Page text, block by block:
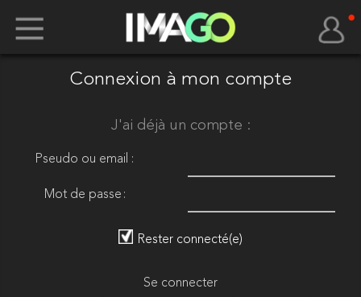
Connexion à mon compte
J'ai déjà un compte :
Pseudo ou email :
Mot de passe :
Rester connecté(e)
Se connecter